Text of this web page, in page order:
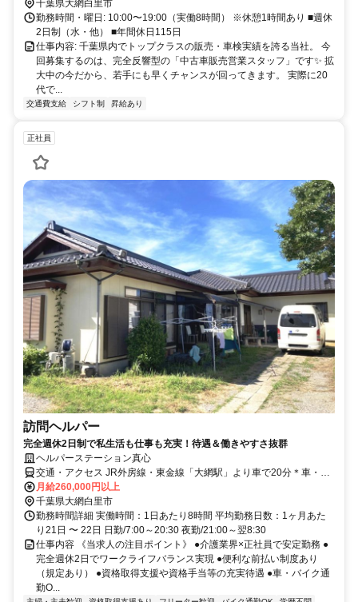
千葉県大網白里市
勤務時間・曜日: 10:00〜19:00（実働8時間） ※休憩1時間あり ■週休
2日制（水・他） ■年間休日115日
仕事内容: 千葉県内でトップクラスの販売・車検実績を誇る当社。 今
回募集するのは、完全反響型の「中古車販売営業スタッフ」です✨ 拡
大中の今だから、若手にも早くチャンスが回ってきます。 実際に20
代で...
交通費支給 シフト制 昇給あり
正社員
訪問ヘルパー
完全週休2日制で私生活も仕事も充実！待遇＆働きやすさ抜群
ヘルパーステーション真心
交通・アクセス JR外房線・東金線「大網駅」より車で20分＊車・バ
イク通勤OK
月給260,000円以上
千葉県大網白里市
勤務時間詳細 実働時間：1日あたり8時間 平均勤務日数：1ヶ月あた
り21日 〜 22日 日勤/7:00～20:30 夜勤/21:00～翌8:30
仕事内容 《当求人の注目ポイント》 ●介護業界×正社員で安定勤務 ●
完全週休2日でワークライフバランス実現 ●便利な前払い制度あり
（規定あり） ●資格取得支援や資格手当等の充実待遇 ●車・バイク通
勤O...